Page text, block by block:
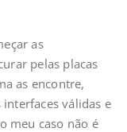
as
pelas placas
as encontre,
válidas e
meu caso não é